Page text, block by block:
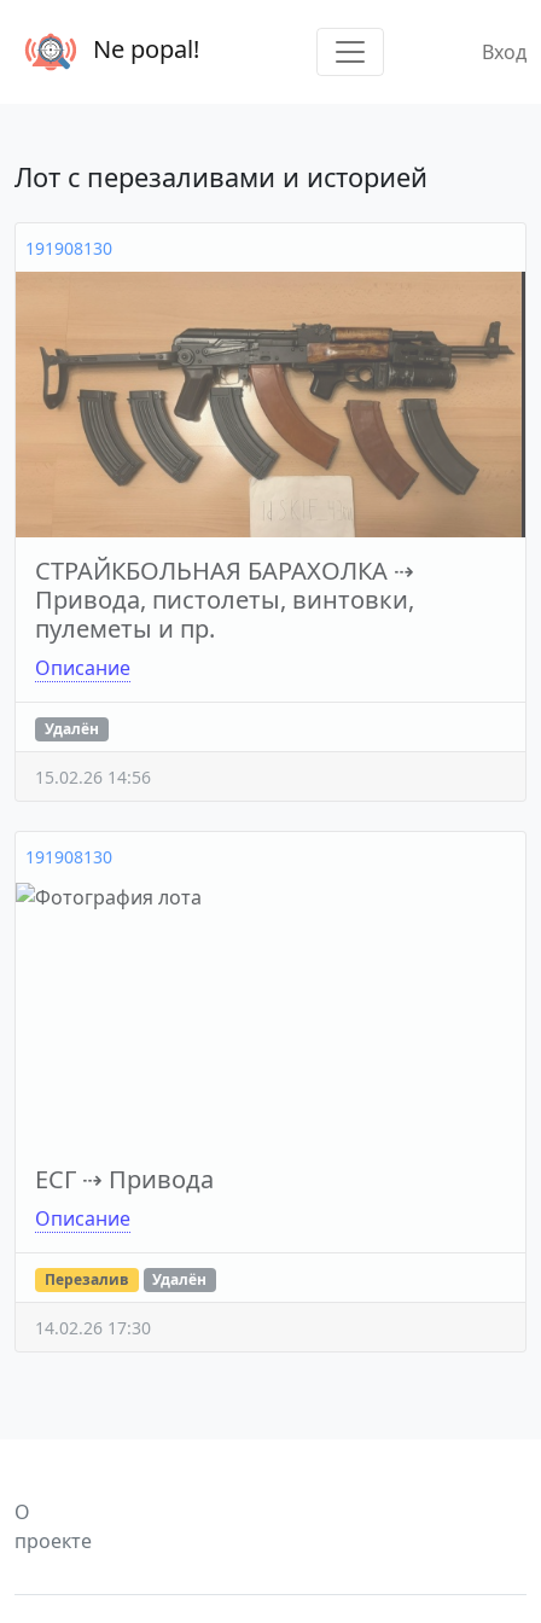
Ne popal! Вход
Лот с перезаливами и историей
191908130
СТРАЙКБОЛЬНАЯ БАРАХОЛКА ⇢
Привода, пистолеты, винтовки,
пулеметы и пр.
Описание
Удалён
15.02.26 14:56
191908130
ЕСГ ⇢ Привода
Описание
Перезалив Удалён
14.02.26 17:30
О
проекте